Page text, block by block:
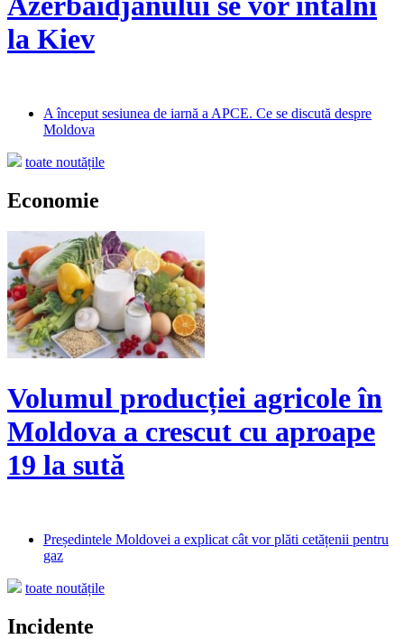
la Kiev
A început sesiunea de iarnă a APCE. Ce se discută despre
Moldova
toate noutățile
Economie
Volumul producției agricole în
Moldova a crescut cu aproape
19 la sută
Președintele Moldovei a explicat cât vor plăti cetățenii pentru
gaz
toate noutățile
Incidente